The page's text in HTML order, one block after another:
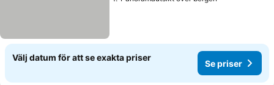
Välj datum för att se exakta priser
Se priser